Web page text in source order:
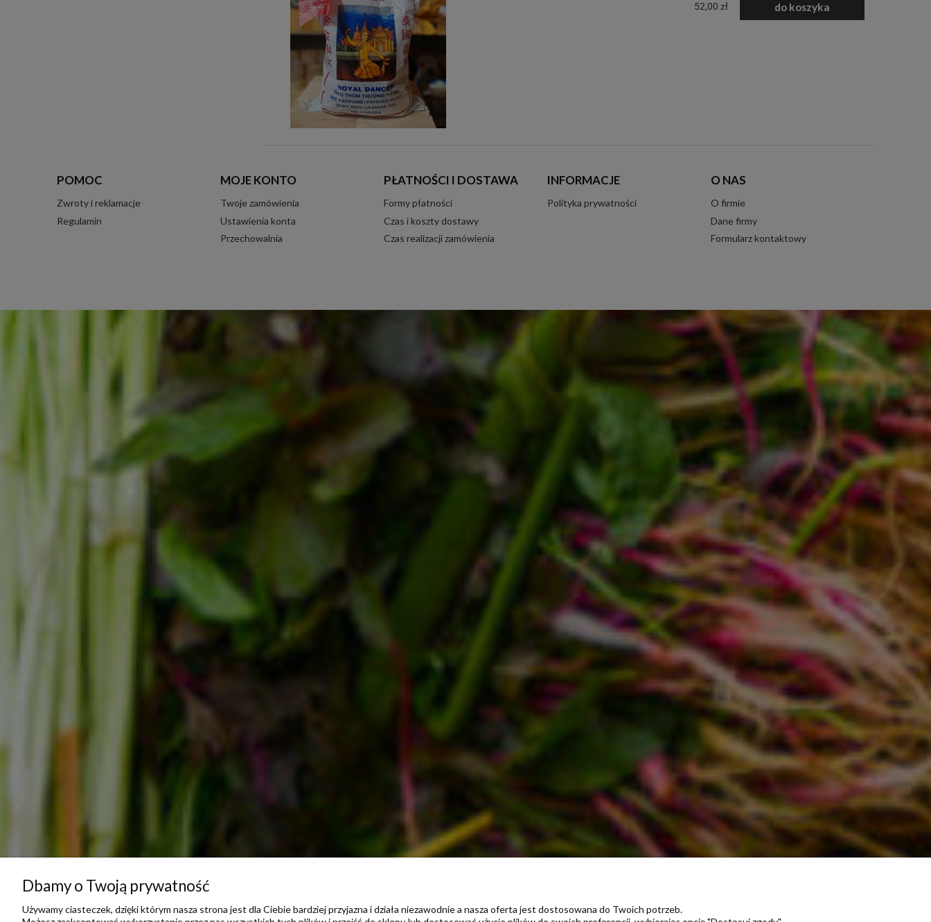
52,00 zł do koszyka
POMOC
Zwroty i reklamacje
Regulamin
MOJE KONTO
Twoje zamówienia
Ustawienia konta
Przechowalnia
PŁATNOŚCI I DOSTAWA
Formy płatności
Czas i koszty dostawy
Czas realizacji zamówienia
INFORMACJE
Polityka prywatności
O NAS
O firmie
Dane firmy
Formularz kontaktowy
Dbamy o Twoją prywatność
Używamy ciasteczek, dzięki którym nasza strona jest dla Ciebie bardziej przyjazna i działa niezawodnie a nasza oferta jest dostosowana do Twoich potrzeb.